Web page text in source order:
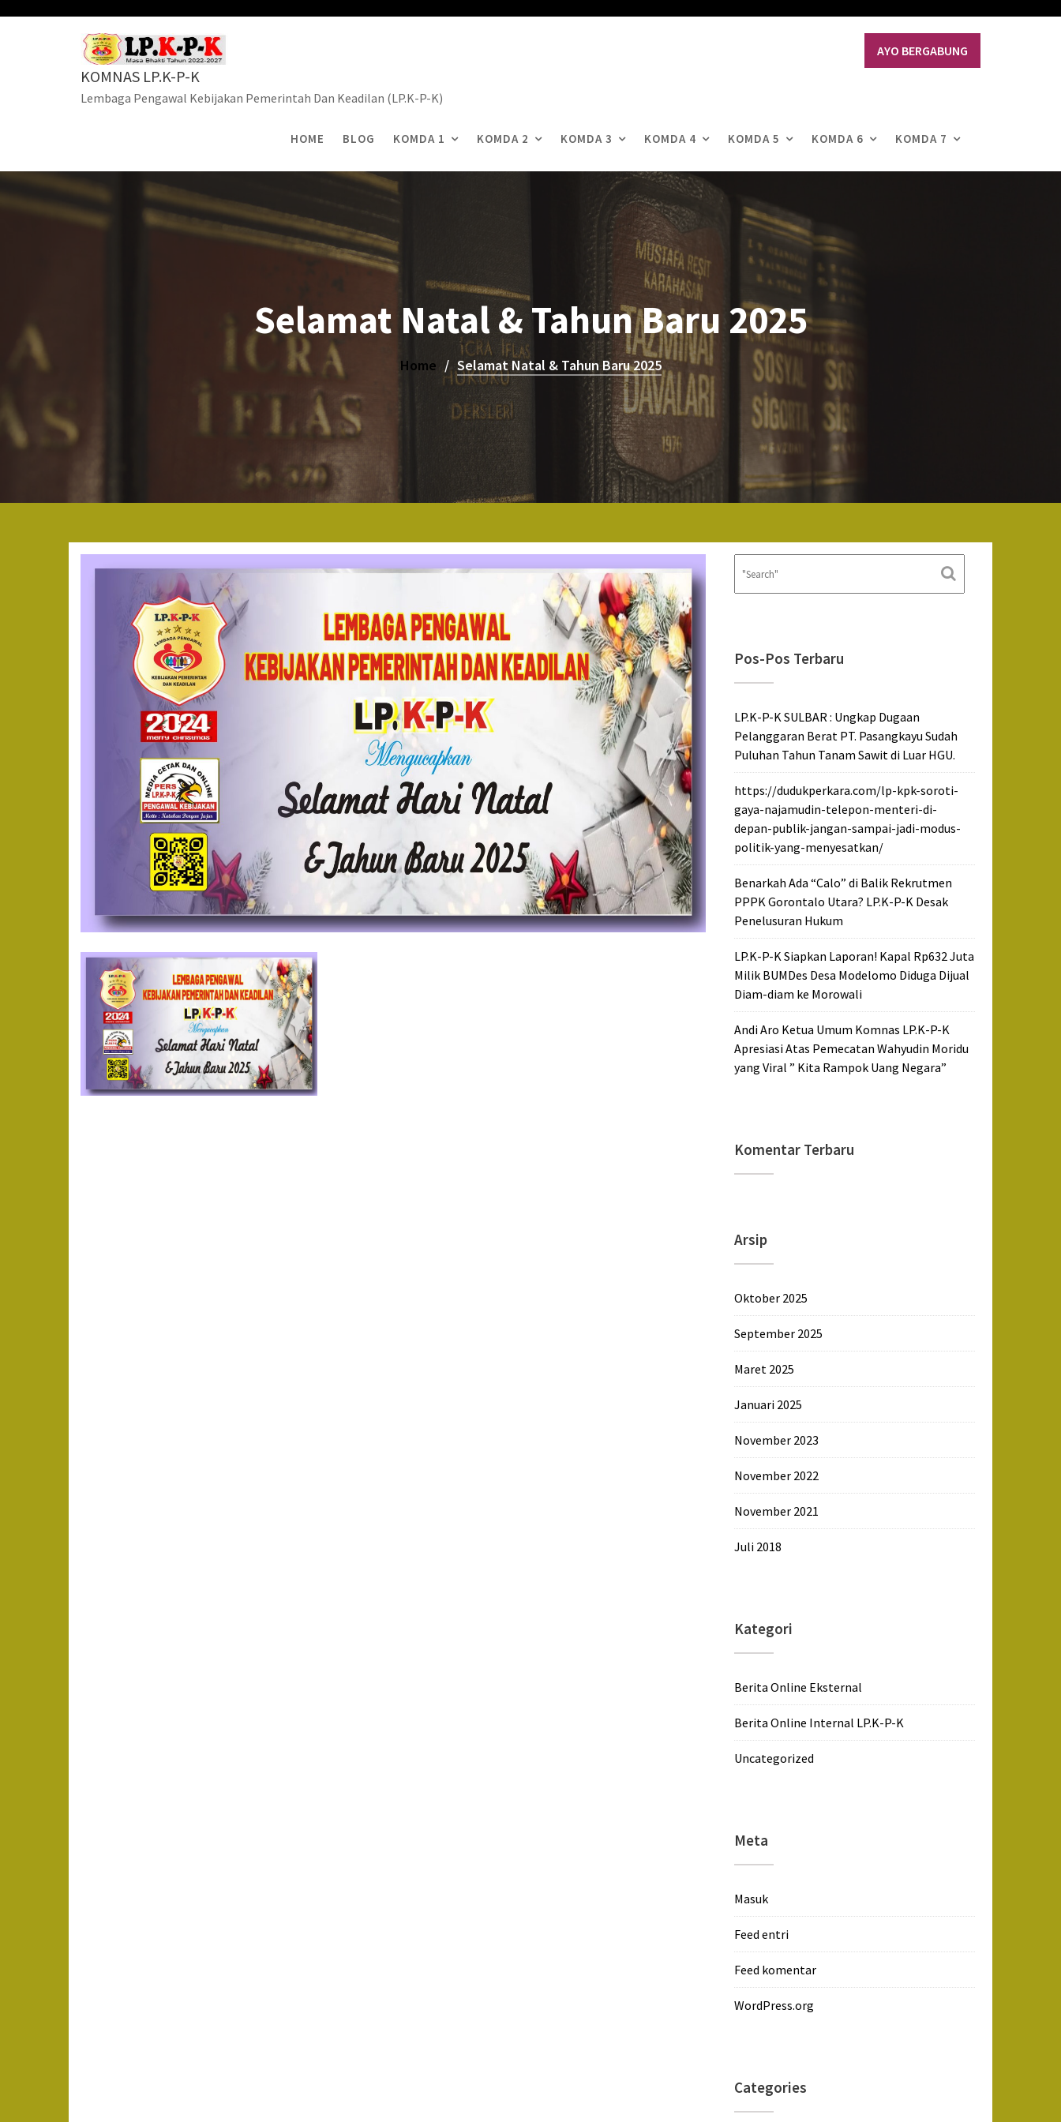
KOMNAS LP.K-P-K
Lembaga Pengawal Kebijakan Pemerintah Dan Keadilan (LP.K-P-K)
AYO BERGABUNG
HOME BLOG KOMDA 1 KOMDA 2 KOMDA 3 KOMDA 4 KOMDA 5 KOMDA 6 KOMDA 7
Selamat Natal & Tahun Baru 2025
Home Selamat Natal & Tahun Baru 2025
Pos-Pos Terbaru
LP.K-P-K SULBAR : Ungkap Dugaan
Pelanggaran Berat PT. Pasangkayu Sudah
Puluhan Tahun Tanam Sawit di Luar HGU.
https://dudukperkara.com/lp-kpk-soroti-
gaya-najamudin-telepon-menteri-di-
depan-publik-jangan-sampai-jadi-modus-
politik-yang-menyesatkan/
Benarkah Ada “Calo” di Balik Rekrutmen
PPPK Gorontalo Utara? LP.K-P-K Desak
Penelusuran Hukum
LP.K-P-K Siapkan Laporan! Kapal Rp632 Juta
Milik BUMDes Desa Modelomo Diduga Dijual
Diam-diam ke Morowali
Andi Aro Ketua Umum Komnas LP.K-P-K
Apresiasi Atas Pemecatan Wahyudin Moridu
yang Viral ” Kita Rampok Uang Negara”
Komentar Terbaru
Arsip
Oktober 2025
September 2025
Maret 2025
Januari 2025
November 2023
November 2022
November 2021
Juli 2018
Kategori
Berita Online Eksternal
Berita Online Internal LP.K-P-K
Uncategorized
Meta
Masuk
Feed entri
Feed komentar
WordPress.org
Categories